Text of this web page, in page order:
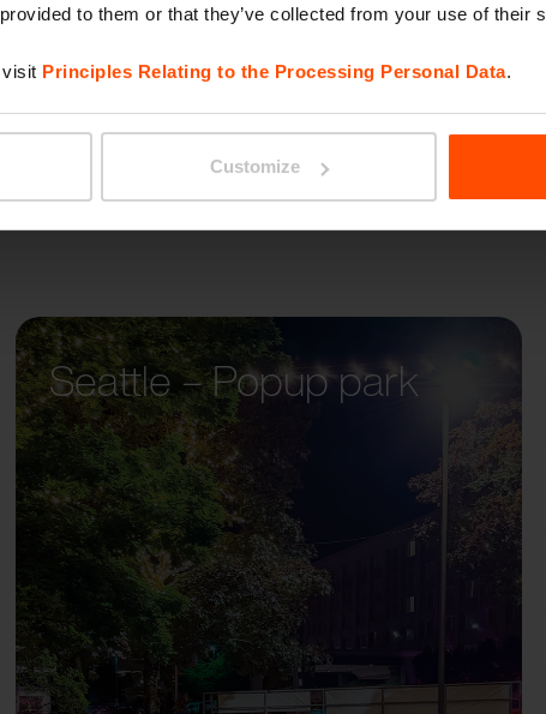
to them or that they’ve collected from your use of their
Principles Relating to the Processing Personal Data.
Customize
classe.
Seattle – Popup park